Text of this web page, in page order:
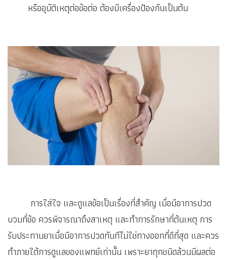
หรืออุบัติเหตุต่อข้อต่อ ต้องมีเครื่องป้องกันเป็นต้น
การใส่ใจ และดูแลข้อเป็นเรื่องที่สำคัญ เมื่อมีอาการปวด
บวมที่ข้อ ควรพิจารณาถึงสาเหตุ และทำการรักษาที่ต้นเหตุ การ
รับประทานยาเมื่อมีอาการปวดทันทีไม่ใช่ทางออกที่ดีที่สุด และควร
ทำภายใต้การดูแลของแพทย์เท่านั้น เพราะยาทุกชนิดล้วนมีผลต่อ